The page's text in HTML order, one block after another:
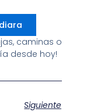
caminas o
desde hoy!​
Siguiente